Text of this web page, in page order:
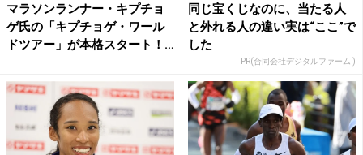
マラソンランナー・キプチョ
ゲ氏の「キプチョゲ・ワール
ドツアー」が本格スタート！
同じ宝くじなのに、当たる人
と外れる人の違い実は“ここ”で
した
PR(合同会社デジタルファーム )